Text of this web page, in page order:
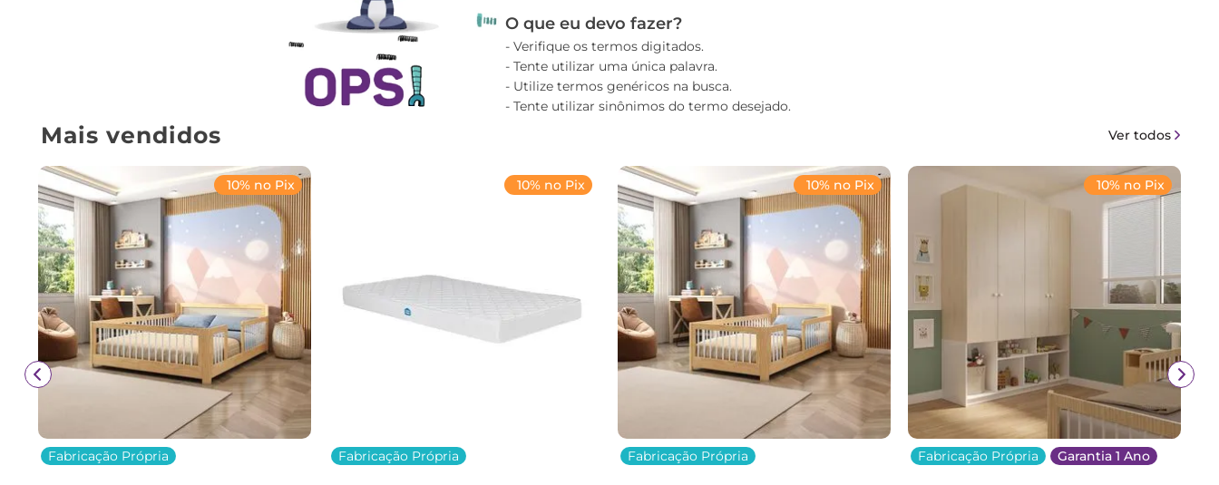
O que eu devo fazer?
Verifique os termos digitados.
Tente utilizar uma única palavra.
Utilize termos genéricos na busca.
Tente utilizar sinônimos do termo desejado.
Mais vendidos Ver todos
Fabricação Própria
10% no Pix
Fabricação Própria
10% no Pix
Fabricação Própria
10% no Pix
Fabricação Própria Garantia 1 Ano
10% no Pix